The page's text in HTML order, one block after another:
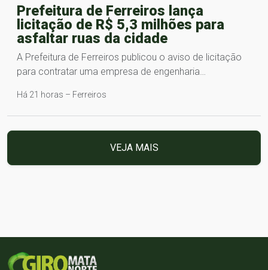
Prefeitura de Ferreiros lança
licitação de R$ 5,3 milhões para
asfaltar ruas da cidade
A Prefeitura de Ferreiros publicou o aviso de licitação
para contratar uma empresa de engenharia…
Há 21 horas – Ferreiros
VEJA MAIS